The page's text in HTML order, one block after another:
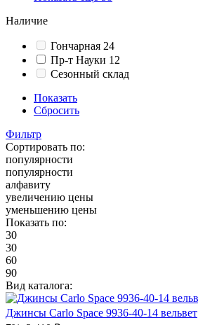
Наличие
Гончарная 24
Пр-т Науки 12
Сезонный склад
Показать
Сбросить
Фильтр
Сортировать по:
популярности
популярности
алфавиту
увеличению цены
уменьшению цены
Показать по:
30
30
60
90
Вид каталога:
Джинсы Carlo Space 9936-40-14 вельвет